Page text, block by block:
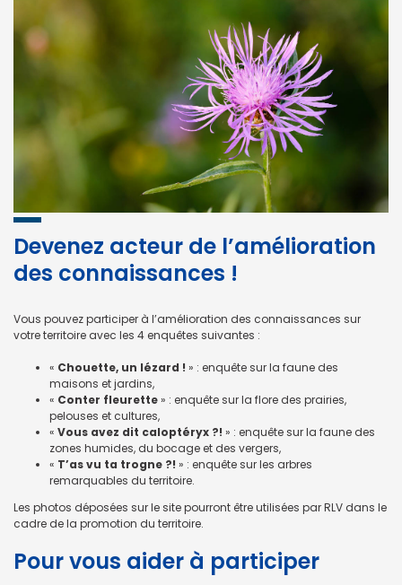
CONTER FLEURETTE !
Devenez acteur de l’amélioration
des connaissances !
Vous pouvez participer à l’amélioration des connaissances sur
votre territoire avec les 4 enquêtes suivantes :
« Chouette, un lézard ! » : enquête sur la faune des
maisons et jardins,
« Conter fleurette» : enquête sur la flore des prairies,
pelouses et cultures,
« Vous avez dit caloptéryx ?! » : enquête sur la faune des
zones humides, du bocage et des vergers,
« T’as vu ta trogne ?! » : enquête sur les arbres
remarquables du territoire.
Les photos déposées sur le site pourront être utilisées par RLV dans le
cadre de la promotion du territoire.
Pour vous aider à participer